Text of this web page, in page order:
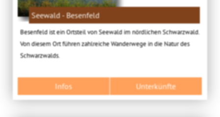
Seewald - Besenfeld
Besenfeld ist ein Ortsteil von Seewald im nördlichen Schwarzwald.
Von diesem Ort führen zahlreiche Wanderwege in die Natur des
Schwarzwalds.
Infos Unterkünfte